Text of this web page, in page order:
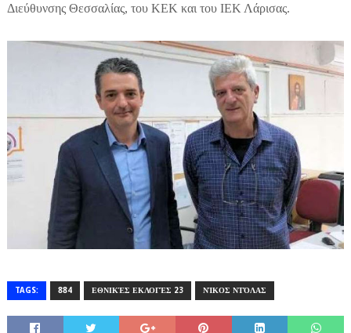
Διεύθυνσης Θεσσαλίας, του ΚΕΚ και του ΙΕΚ Λάρισας.
TAGS: 884 ΕΘΝΙΚΈΣ ΕΚΛΟΓΈΣ 23 ΝΊΚΟΣ ΝΤΌΛΑΣ